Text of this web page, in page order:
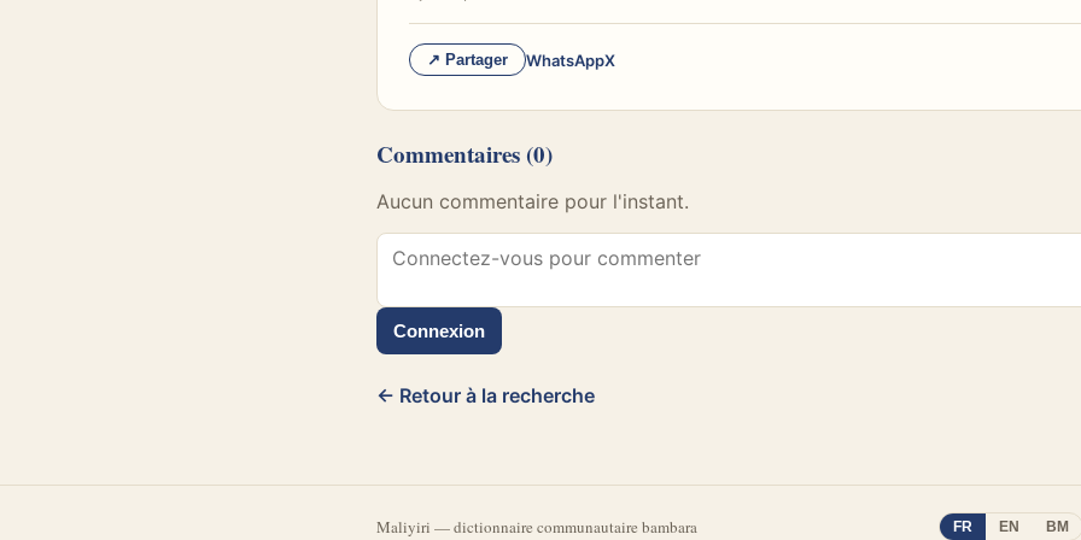
↗ Partager WhatsAppX
Commentaires (0)
Aucun commentaire pour l'instant.
Connexion
← Retour à la recherche
Maliyiri —dictionnaire communautaire bambara FR EN BM